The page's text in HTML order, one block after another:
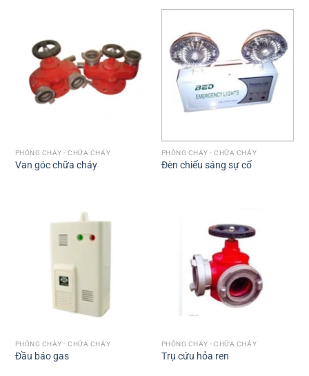
PHÒNG CHÁY - CHỮA CHÁY
Van góc chữa cháy
PHÒNG CHÁY - CHỮA CHÁY
Đèn chiếu sáng sự cố
PHÒNG CHÁY - CHỮA CHÁY
Đầu báo gas
PHÒNG CHÁY - CHỮA CHÁY
Trụ cứu hỏa ren